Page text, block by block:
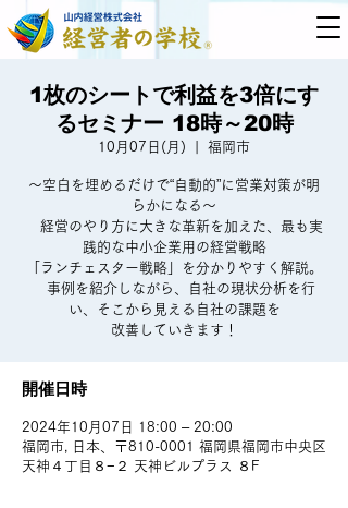
1枚のシートで利益を3倍にす
るセミナー 18時～20時
10月07日(月) 福岡市
～空白を埋めるだけで“自動的”に営業対策が明
らかになる～
経営のやり方に大きな革新を加えた、最も実
践的な中小企業用の経営戦略
「ランチェスター戦略」を分かりやすく解説。
事例を紹介しながら、自社の現状分析を行
い、そこから見える自社の課題を
改善していきます！
開催日時
2024年10月07日 18:00 – 20:00
福岡市, 日本、〒810-0001 福岡県福岡市中央区
天神４丁目８−２ 天神ビルプラス ８F